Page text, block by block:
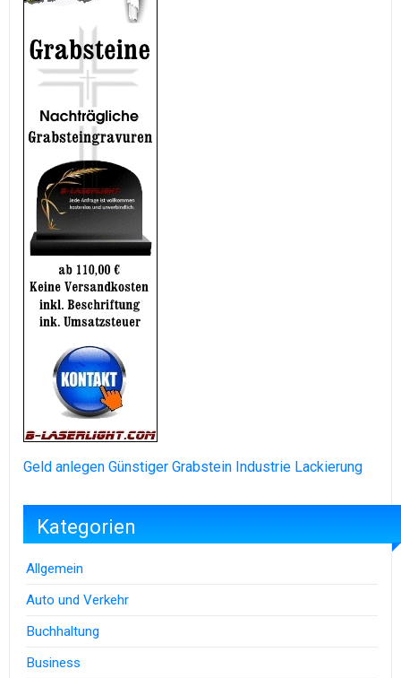
Geld anlegen Günstiger Grabstein Industrie Lackierung
Kategorien
Allgemein
Auto und Verkehr
Buchhaltung
Business